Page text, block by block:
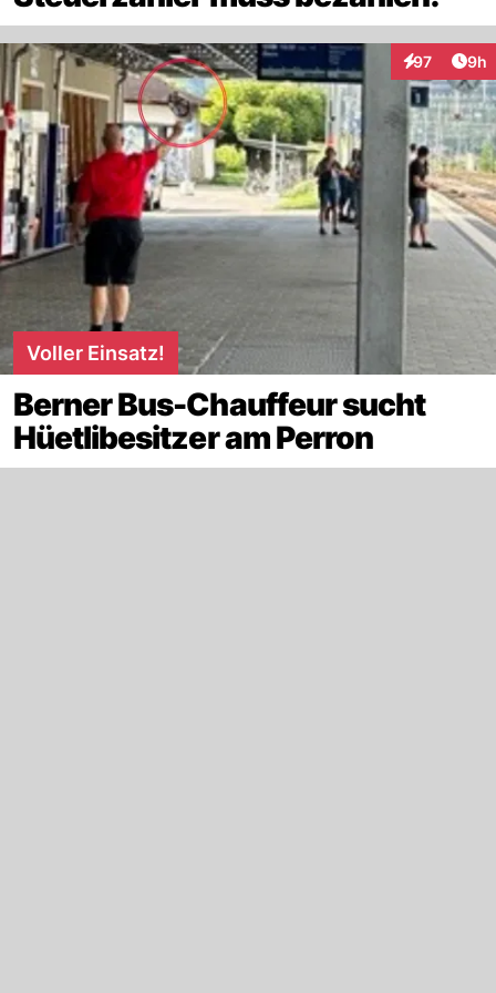
97
Interaktionen
9h
Voller Einsatz!
Berner Bus-Chauffeur sucht
Hüetlibesitzer am Perron